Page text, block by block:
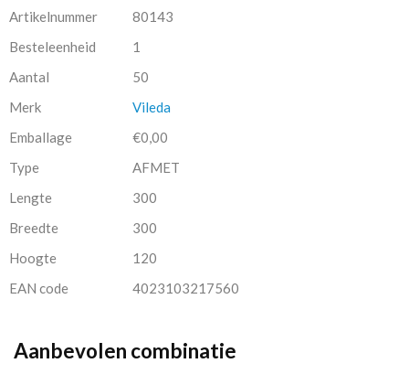
Artikelnummer
80143
Besteleenheid
1
Aantal
50
Merk
Vileda
Emballage
€0,00
Type
AFMET
Lengte
300
Breedte
300
Hoogte
120
EAN code
4023103217560
Aanbevolen combinatie